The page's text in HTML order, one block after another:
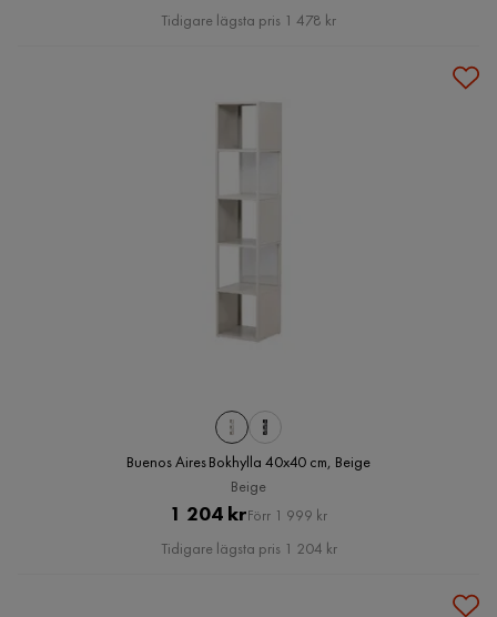
Pris
Tidigare lägsta pris 1 478 kr
Buenos Aires Bokhylla 40x40 cm, Beige
Beige
Pris
1 204 krOriginal
Pris
Förr 1 999 kr
Tidigare lägsta pris 1 204 kr